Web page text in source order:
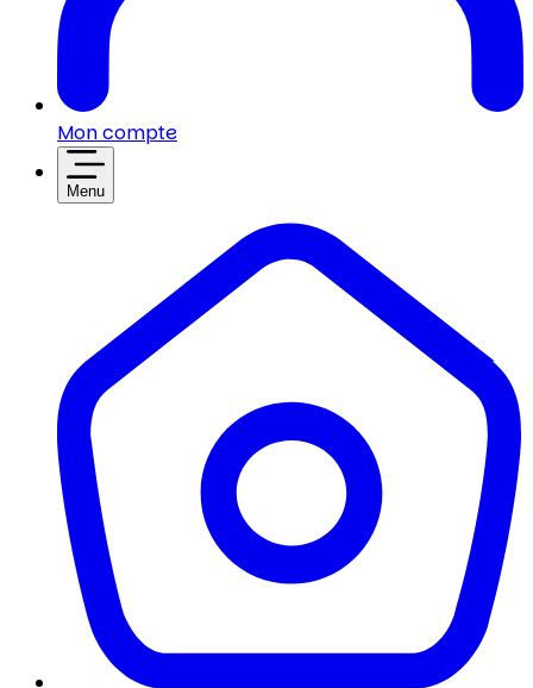
Mon compte
Menu